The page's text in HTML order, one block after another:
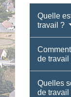
Quelle
travail ?
de travail
Quelles
de travail